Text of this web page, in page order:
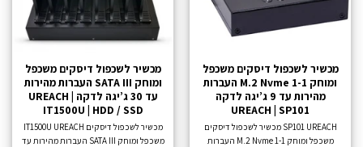
מכשיר לשכפול דיסקים משכפל
ומוחק M.2 Nvme 1-1 העברות
מהירות עד 9 ג’יגה לדקה
UREACH | SP101
SP101 UREACH מכשיר לשכפול דיסקים
משכפל ומוחק M.2 Nvme 1-1 העברות
מכשיר לשכפול דיסקים משכפל
ומוחק SATA III העברות מהירות
עד 30 ג’יגה לדקה UREACH |
IT1500U | HDD / SSD
מכשיר לשכפול דיסקים IT1500U UREACH
משכפל ומוחק SATA III העברות מהירות עד